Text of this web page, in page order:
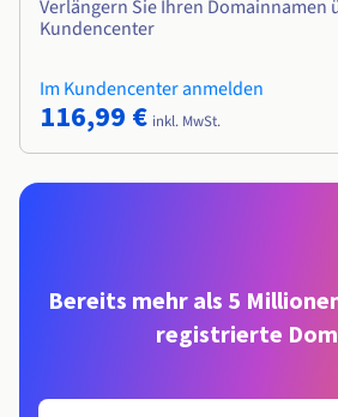
Verlängern Sie Ihren Domainnamen
Kundencenter
Im Kundencenter anmelden
116,99 € inkl. MwSt.
Bereits mehr als 5
registrierte